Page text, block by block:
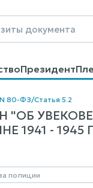
Президент
Помощь
N 80-ФЗ/Статья 5.2
"ОБ
1941 - 1945